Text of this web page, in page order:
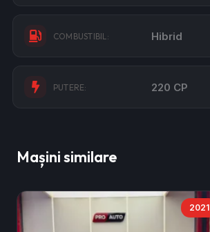
COMBUSTIBIL: Hibrid
PUTERE: 220 CP
Mașini similare
2021